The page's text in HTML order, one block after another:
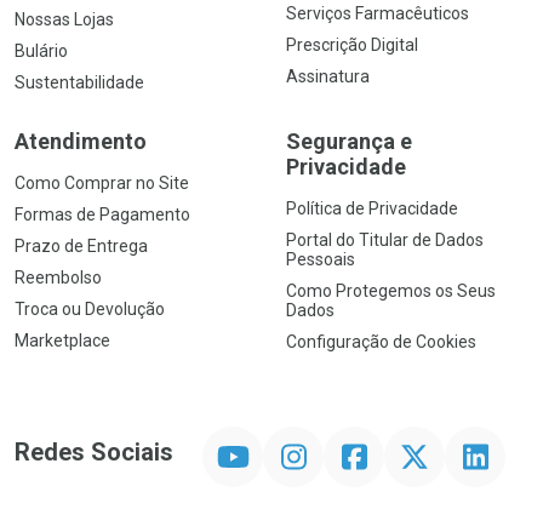
Nossas Lojas
Bulário
Sustentabilidade
Serviços Farmacêuticos
Prescrição Digital
Assinatura
Atendimento
Como Comprar no Site
Formas de Pagamento
Prazo de Entrega
Reembolso
Troca ou Devolução
Marketplace
Segurança e
Privacidade
Política de Privacidade
Portal do Titular de Dados
Pessoais
Como Protegemos os Seus
Dados
Configuração de Cookies
Redes Sociais InstagramFacebookTwitter Linkedin